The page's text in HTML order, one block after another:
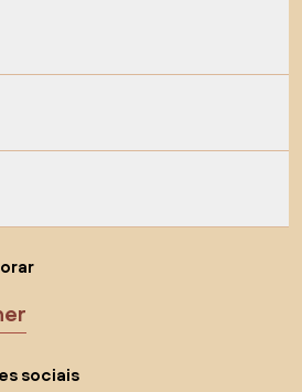
sociais